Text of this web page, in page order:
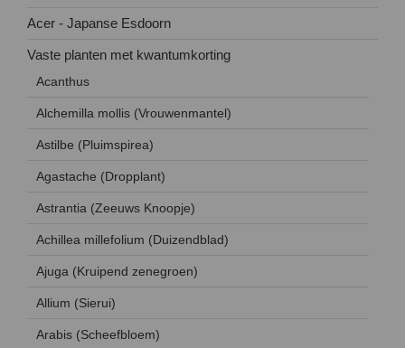
Acer - Japanse Esdoorn
Vaste planten met kwantumkorting
Acanthus
Alchemilla mollis (Vrouwenmantel)
Astilbe (Pluimspirea)
Agastache (Dropplant)
Astrantia (Zeeuws Knoopje)
Achillea millefolium (Duizendblad)
Ajuga (Kruipend zenegroen)
Allium (Sierui)
Arabis (Scheefbloem)